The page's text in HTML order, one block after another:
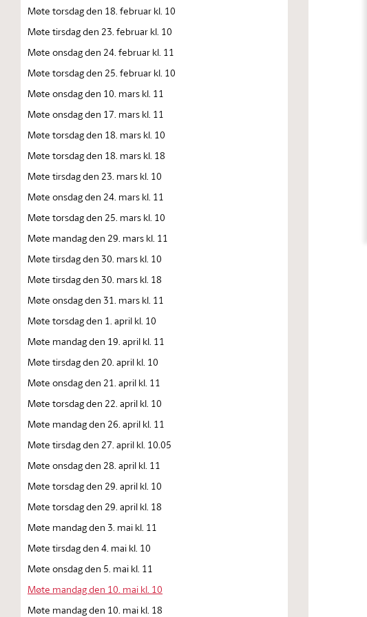
Møte torsdag den 18. februar kl. 10
Møte tirsdag den 23. februar kl. 10
Møte onsdag den 24. februar kl. 11
Møte torsdag den 25. februar kl. 10
Møte onsdag den 10. mars kl. 11
Møte onsdag den 17. mars kl. 11
Møte torsdag den 18. mars kl. 10
Møte torsdag den 18. mars kl. 18
Møte tirsdag den 23. mars kl. 10
Møte onsdag den 24. mars kl. 11
Møte torsdag den 25. mars kl. 10
Møte mandag den 29. mars kl. 11
Møte tirsdag den 30. mars kl. 10
Møte tirsdag den 30. mars kl. 18
Møte onsdag den 31. mars kl. 11
Møte torsdag den 1. april kl. 10
Møte mandag den 19. april kl. 11
Møte tirsdag den 20. april kl. 10
Møte onsdag den 21. april kl. 11
Møte torsdag den 22. april kl. 10
Møte mandag den 26. april kl. 11
Møte tirsdag den 27. april kl. 10.05
Møte onsdag den 28. april kl. 11
Møte torsdag den 29. april kl. 10
Møte torsdag den 29. april kl. 18
Møte mandag den 3. mai kl. 11
Møte tirsdag den 4. mai kl. 10
Møte onsdag den 5. mai kl. 11
Møte mandag den 10. mai kl. 10
Møte mandag den 10. mai kl. 18